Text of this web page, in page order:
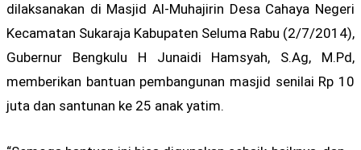
dilaksanakan di Masjid Al-Muhajirin Desa Cahaya Negeri
Kecamatan Sukaraja Kabupaten Seluma Rabu (2/7/2014),
Gubernur Bengkulu H Junaidi Hamsyah, S.Ag, M.Pd,
memberikan bantuan pembangunan masjid senilai Rp 10
juta dan santunan ke 25 anak yatim.